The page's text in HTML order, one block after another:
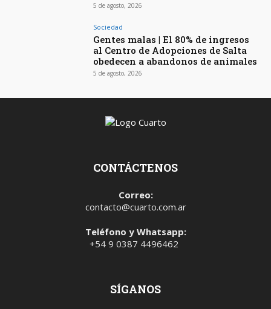
5 de agosto, 2026
Sociedad
Gentes malas | El 80% de ingresos
al Centro de Adopciones de Salta
obedecen a abandonos de animales
5 de agosto, 2026
CONTÁCTENOS
Correo:
contacto@cuarto.com.ar
Teléfono y Whatsapp:
+54 9 0387 4496462
SÍGANOS